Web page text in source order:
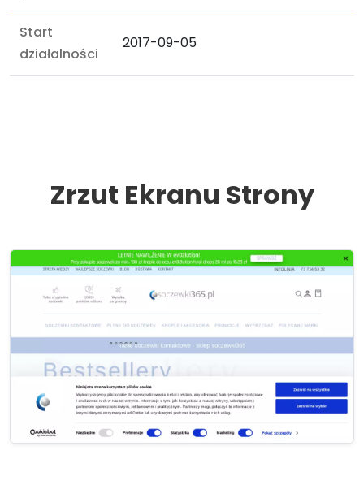
Start
działalności
2017-09-05
Zrzut Ekranu Strony